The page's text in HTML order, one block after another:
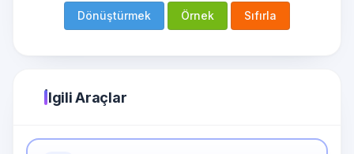
Dönüştürmek Örnek Sıfırla
İlgili Araçlar